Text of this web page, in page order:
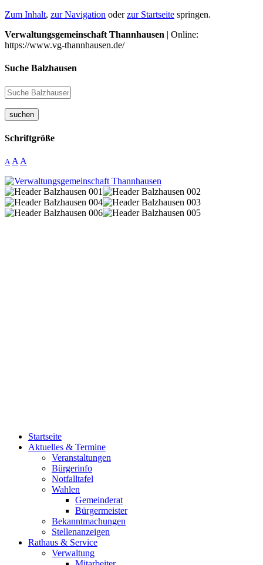
Zum Inhalt, zur Navigation oderzur Startseite springen.
Verwaltungsgemeinschaft Thannhausen | Online:
https://www.vg-thannhausen.de/
Suche Balzhausen
suchen
Schriftgröße
A A A
Startseite
Aktuelles & Termine
Veranstaltungen
Bürgerinfo
Notfalltafel
Wahlen
Gemeinderat
Bürgermeister
Bekanntmachungen
Stellenanzeigen
Rathaus & Service
Verwaltung